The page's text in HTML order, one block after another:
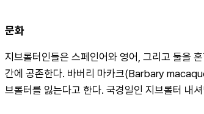
문화
지브롤터인들은 스페인어와 영어, 그리고 둘을
간에 공존한다. 바버리 마카크(Barbary
브롤터를 잃는다고 한다. 국경일인 지브롤터 내